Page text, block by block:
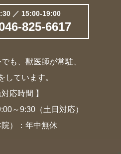
／ 15:00-19:00
825-6617
も、獣医師が常駐、
しています。
対応時間 】
～9:30（土日対応）
）：年中無休